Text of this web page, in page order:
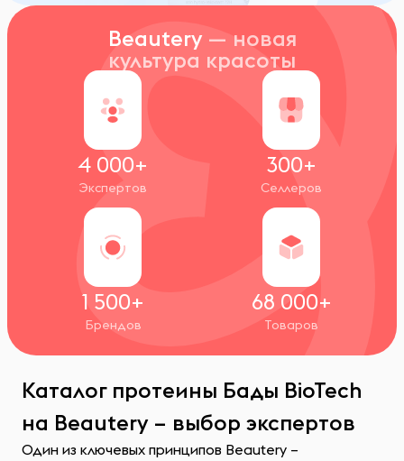
Beautery — новая
культура красоты
4 000+
Экспертов
300+
Селлеров
1 500+
Брендов
68 000+
Товаров
Каталог протеины Бады BioTech
на Beautery – выбор экспертов
Один из ключевых принципов Beautery –